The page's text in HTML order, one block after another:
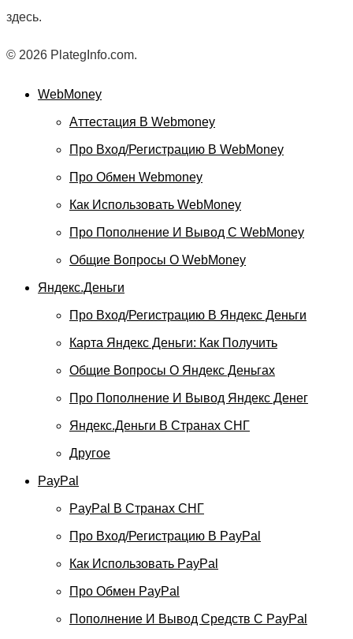
здесь.
© 2026 PlategInfo.com.
WebMoney
Аттестация В Webmoney
Про Вход/регистрацию В WebMoney
Про Обмен Webmoney
Как Использовать WebMoney
Про Пополнение И Вывод С WebMoney
Общие Вопросы О WebMoney
Яндекс.Деньги
Про Вход/регистрацию В Яндекс Деньги
Карта Яндекс Деньги: Как Получить
Общие Вопросы О Яндекс Деньгах
Про Пополнение И Вывод Яндекс Денег
Яндекс.Деньги В Странах СНГ
Другое
PayPal
PayPal В Странах СНГ
Про Вход/регистрацию В PayPal
Как Использовать PayPal
Про Обмен PayPal
Пополнение И Вывод Средств С PayPal